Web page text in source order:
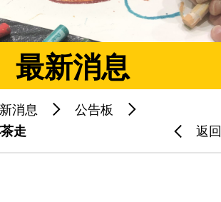
術共融 藝術家
最新消息
消息
公告板
走
返回